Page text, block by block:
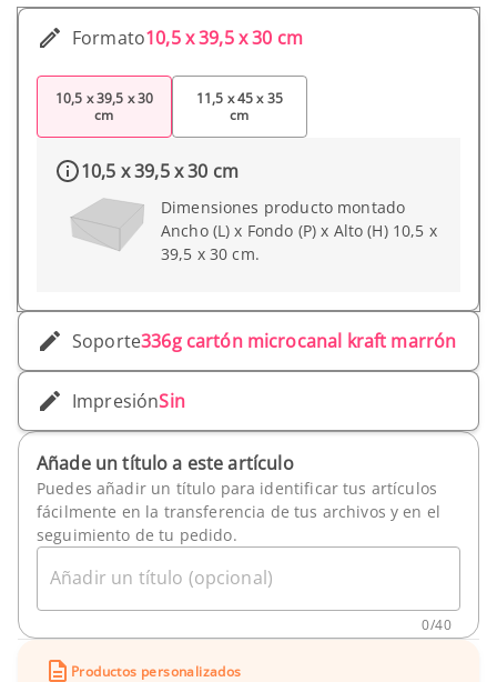
Formato10,5 x 39,5 x 30 cm
10,5 x 39,5 x 30
cm
11,5 x 45 x 35
cm
10,5 x 39,5 x 30 cm
Dimensiones producto montado
Ancho (L) x Fondo (P) x Alto (H) 10,5 x
39,5 x 30 cm.
Soporte336g cartón microcanal kraft marrón
ImpresiónSin
Añade un título a este artículo
Puedes añadir un título para identificar tus artículos
fácilmente en la transferencia de tus archivos y en el
seguimiento de tu pedido.
Añadir un título (opcional)
0/40
Productos personalizados